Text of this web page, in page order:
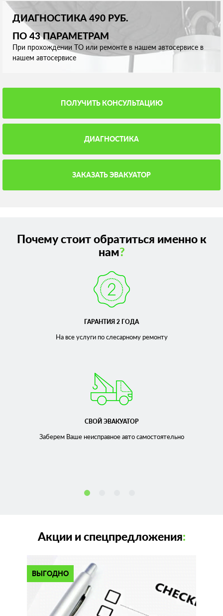
ДИАГНОСТИКА 490 РУБ.
ПО 43 ПАРАМЕТРАМ
При прохождении ТО или ремонте в нашем автосервисе в
нашем автосервисе
ПОЛУЧИТЬ КОНСУЛЬТАЦИЮ
ДИАГНОСТИКА
ЗАКАЗАТЬ ЭВАКУАТОР
Почему стоит обратиться именно к
нам?
ГАРАНТИЯ 2 ГОДА
На все услуги по слесарномуремонту
СВОЙ ЭВАКУАТОР
Заберем Ваше неисправноеавто самостоятельно
Акции и спецпредложения:
ВЫГОДНО